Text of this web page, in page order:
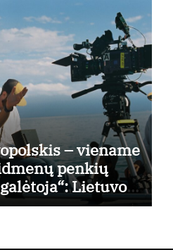
– viename
penkių
Lietuvos
nuo rugpjūčio 7-